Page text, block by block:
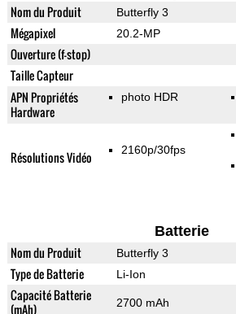
Nom du Produit Butterfly 3
Mégapixel 20.2-MP
Ouverture (f-stop)
Taille Capteur
APN Propriétés
Hardware
photo HDR
Résolutions Vidéo 2160p/30fps
Batterie
Nom du Produit Butterfly 3
Type de Batterie Li-Ion
Capacité Batterie
(mAh)
2700 mAh